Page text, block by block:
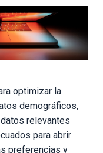
optimizar la
demográficos,
relevantes
para abrir
preferencias y